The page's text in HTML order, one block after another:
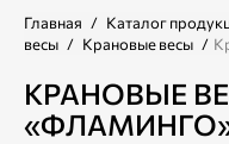
Главная / Каталог
весы / Крановые весы /
КРАНОВЫЕ